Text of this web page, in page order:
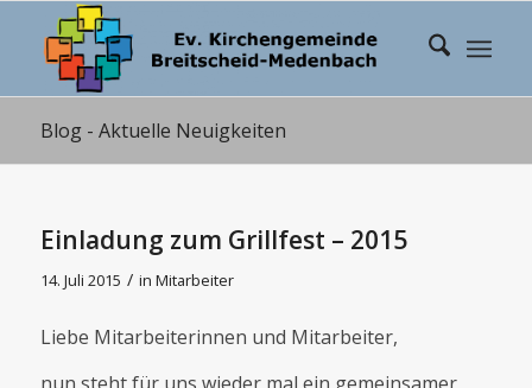
Blog - Aktuelle Neuigkeiten
Einladung zum Grillfest – 2015
14. Juli 2015 / in Mitarbeiter
Liebe Mitarbeiterinnen und Mitarbeiter,